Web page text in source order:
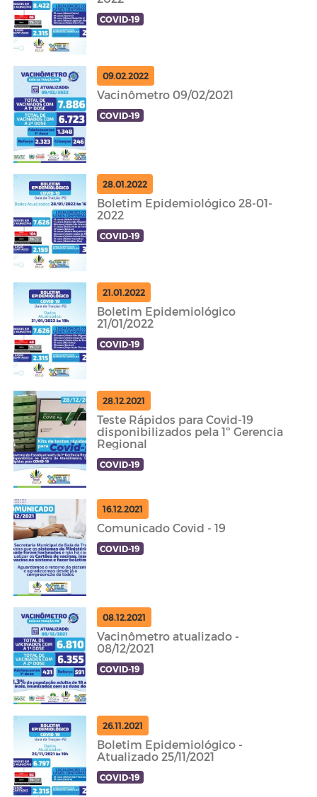
COVID-19
09.02.2022
Vacinômetro 09/02/2021
COVID-19
28.01.2022
Boletim Epidemiológico 28-01-
2022
COVID-19
21.01.2022
Boletim Epidemiológico
21/01/2022
COVID-19
28.12.2021
Teste Rápidos para Covid-19
disponibilizados pela 1º Gerencia
Regional
COVID-19
16.12.2021
Comunicado Covid - 19
COVID-19
08.12.2021
Vacinômetro atualizado -
08/12/2021
COVID-19
26.11.2021
Boletim Epidemiológico -
Atualizado 25/11/2021
COVID-19